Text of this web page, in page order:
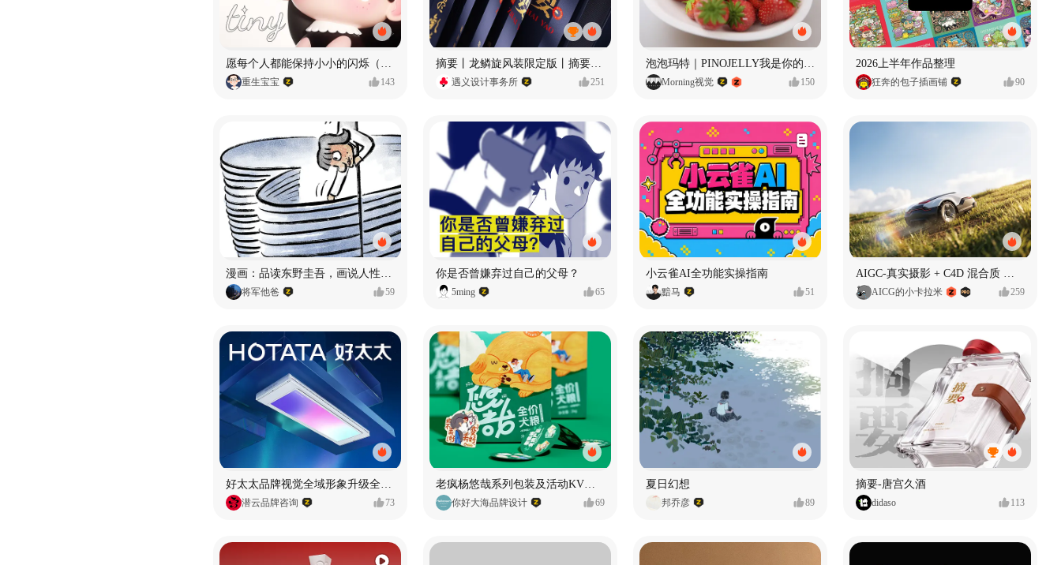
重生宝宝 143 遇义设计事务所 251 Morning视觉 150
2026上半年作品整理
狂奔的包子插画铺 90
漫画：品读东野圭吾，画说人性百态
将军他爸 59
你是否曾嫌弃过自己的父母？
5ming 65
小云雀AI全功能实操指南
黯马 51
AIGC-真实摄影 + C4D 混合质 能让 AI 产品图更好吗?
AICG的小卡拉米 259
潜云品牌咨询 73 你好大海品牌设计 69
夏日幻想
邦乔彦 89
摘要-唐宫久酒
didaso 113